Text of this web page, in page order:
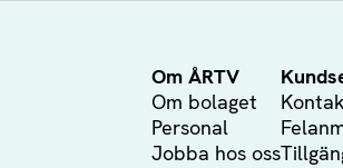
Om ÅRTV
Om bolaget
Personal
Jobba hos oss